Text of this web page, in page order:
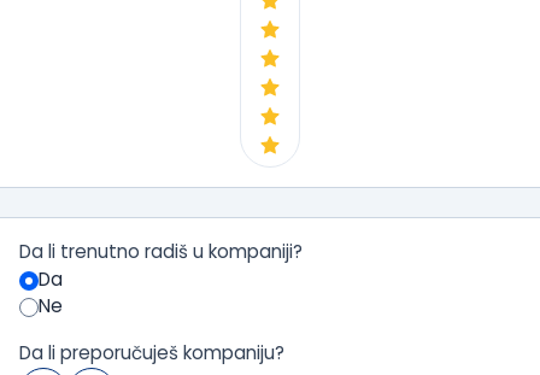
Da li trenutno radiš u kompaniji?
Da
Ne
Da li preporučuješ kompaniju?